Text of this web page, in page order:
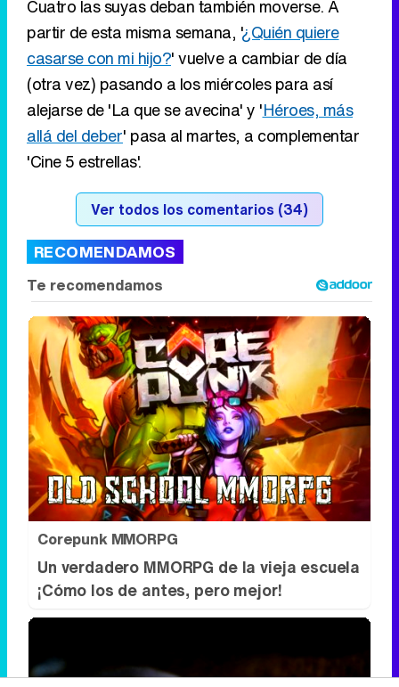
allá del deber' pasa al martes, a complementar
'Cine 5 estrellas'.
Ver todos los comentarios (34)
RECOMENDAMOS
Corepunk MMORPG
Un verdadero MMORPG de la vieja escuela
¡Cómo los de antes, pero mejor!